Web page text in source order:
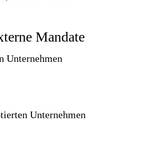
Mandate
Unternehmen
Unternehmen